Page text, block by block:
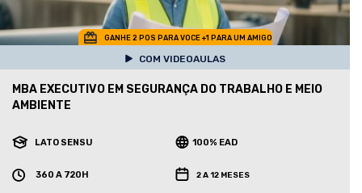
GANHE 2 POS PARA VOCE +1 PARA UM AMIGO
COM VIDEOAULAS
MBA EXECUTIVO EM SEGURANÇA DO TRABALHO E MEIO
AMBIENTE
LATO SENSU 100% EAD
360 A 720H 2 A 12 MESES